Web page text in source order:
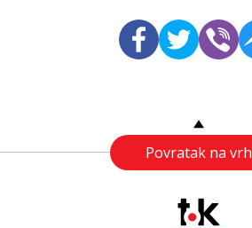
Povratak na vrh